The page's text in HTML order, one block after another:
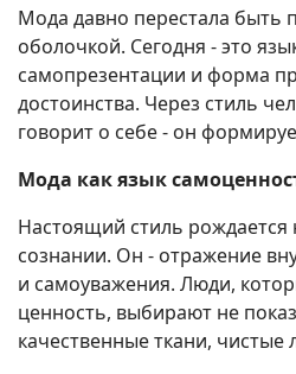
Мода давно перестала быть
оболочкой. Сегодня - это
самопрезентации и форма
достоинства. Через стиль
говорит о себе - он
Мода как язык
Настоящий стиль рождается
сознании. Он - отражение
и самоуважения. Люди,
ценность, выбирают не
качественные ткани, чистые